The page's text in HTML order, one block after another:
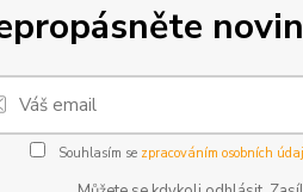
Souhlasím se zpracováním osobních